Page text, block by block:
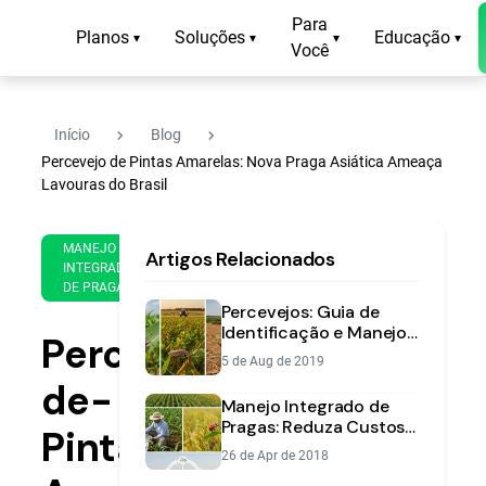
Planos ▾ Soluções ▾
Para
Você
▾ Educação ▾
Início navigate_next Blog navigate_next
Percevejo de Pintas Amarelas: Nova Praga Asiática Ameaça
Lavouras do Brasil
MANEJO
INTEGRADO
DE PRAGAS
May
2025
min
Percevejo-
de-
Pintas-
Artigos Relacionados
Percevejos: Guia de
Identificação e Manejo
[2025] | Aegro
5 de Aug de 2019
Manejo Integrado de
Pragas: Reduza Custos
e Proteja sua Lavoura
26 de Apr de 2018